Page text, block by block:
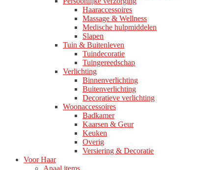
Haaraccessoires
Massage & Wellness
Medische hulpmiddelen
Slapen
Tuin & Buitenleven
Tuindecoratie
Tuingereedschap
Verlichting
Binnenverlichting
Buitenverlichting
Decoratieve verlichting
Woonaccessoires
Badkamer
Kaarsen & Geur
Keuken
Overig
Versiering & Decoratie
Voor Haar
Anaal items